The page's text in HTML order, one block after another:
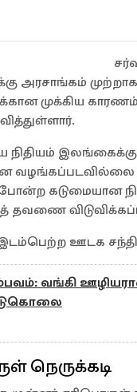
அரசாங்கம்
முக்கிய
வழங்கப்படவில்லை
கடுமையான
ஊடக
வங்கி
நெருக்கடி